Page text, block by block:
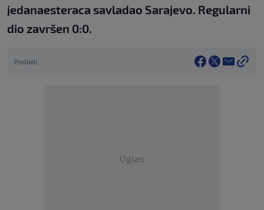
jedanaesteraca savladao Sarajevo. Regularni
dio završen 0:0.
Podijeli
Oglas